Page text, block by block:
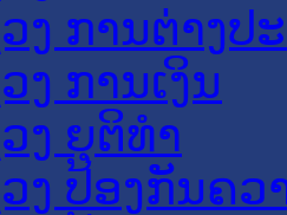
ງ ການຕ່າງປ
ງ ການເງິນ
ງ ຍຸຕິທໍາ
ງ ປ້ອງກັນຄວ